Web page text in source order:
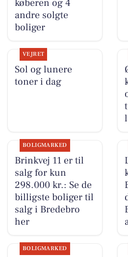
køberen og 4
andre solgte
boliger
VEJRET
Sol og lunere
toner i dag
BOLIGMARKED
Brinkvej 11 er til
salg for kun
298.000 kr.: Se de
billigste boliger til
salg i Bredebro
her
BOLIGMARKED